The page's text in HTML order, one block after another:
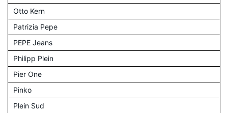
Otto Kern
Patrizia Pepe
PEPE Jeans
Philipp Plein
Pier One
Pinko
Plein Sud